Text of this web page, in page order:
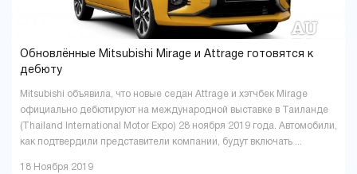
Обновлённые Mitsubishi Mirage и Attrage готовятся к
дебюту
Mitsubishi объявила, что новые седан Attrage и хэтчбек Mirage
официально дебютируют на международной выставке в Таиланде
(Thailand International Motor Expo) 28 ноября 2019 года. Автомобили,
как подтвердили представители компании, будут включать ...
18 Ноября 2019